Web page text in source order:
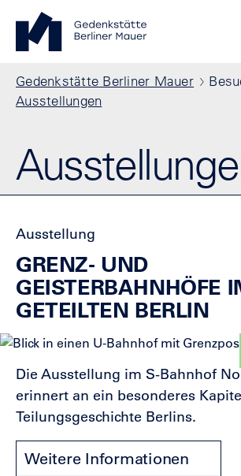
Direkt zum Inhalt
Standortmenu
Show locations
STIFTUNG BERLINER MAUER
Alle Standorte
Gedenkstätte Berliner Mauer Startseite
Pfadnavigation
Gedenkstätte Berliner Mauer
Ausstellungen
Ausstellung
GRENZ- UND
GEISTERBAHNHÖFE
GETEILTEN BERLIN
Die Ausstellung im S-Bahnhof
erinnert an ein besonderes
Teilungsgeschichte Berlins.
Weitere Informationen